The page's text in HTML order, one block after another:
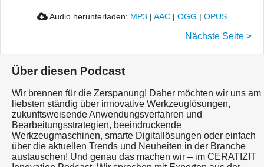
Audio herunterladen: MP3 | AAC | OGG | OPUS
Nächste Seite >
Über diesen Podcast
Wir brennen für die Zerspanung! Daher möchten wir uns am
liebsten ständig über innovative Werkzeuglösungen,
zukunftsweisende Anwendungsverfahren und
Bearbeitungsstrategien, beeindruckende
Werkzeugmaschinen, smarte Digitallösungen oder einfach
über die aktuellen Trends und Neuheiten in der Branche
austauschen! Und genau das machen wir – im CERATIZIT